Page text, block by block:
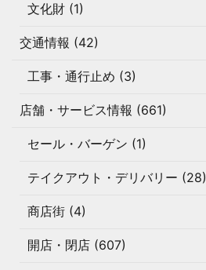
文化財 (1)
交通情報 (42)
工事・通行止め (3)
店舗・サービス情報 (661)
セール・バーゲン (1)
テイクアウト・デリバリー (28)
商店街 (4)
開店・閉店 (607)